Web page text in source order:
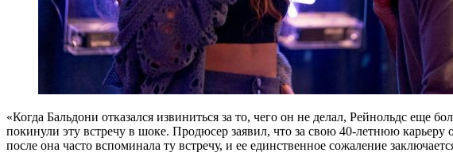
«Когда Бальдони отказался извиниться за то, чего он не делал, Рейнольдс еще
покинули эту встречу в шоке. Продюсер заявил, что за свою 40-летнюю карьеру
после она часто вспоминала ту встречу, и ее единственное сожаление